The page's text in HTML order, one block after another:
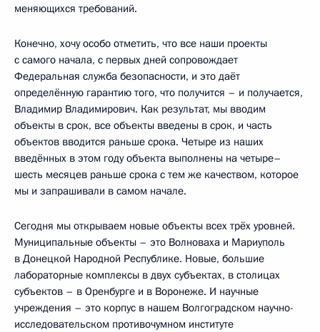
меняющихся требований.
Конечно, хочу особо отметить, что все наши проекты
с самого начала, с первых дней сопровождает
Федеральная служба безопасности, и это даёт
определённую гарантию того, что получится – и получается,
Владимир Владимирович. Как результат, мы вводим
объекты в срок, все объекты введены в срок, и часть
объектов вводится раньше срока. Четыре из наших
введённых в этом году объекта выполнены на четыре–
шесть месяцев раньше срока с тем же качеством, которое
мы и запрашивали в самом начале.
Сегодня мы открываем новые объекты всех трёх уровней.
Муниципальные объекты – это Волноваха и Мариуполь
в Донецкой Народной Республике. Новые, большие
лабораторные комплексы в двух субъектах, в столицах
субъектов – в Оренбурге и в Воронеже. И научные
учреждения – это корпус в нашем Волгоградском научно-
исследовательском противочумном институте